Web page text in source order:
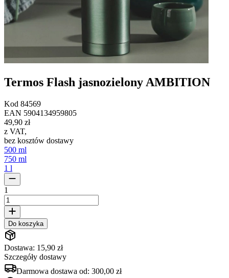
Termos Flash jasnozielony AMBITION
Kod 84569
EAN 5904134959805
49,90 zł
z VAT,
bez kosztów dostawy
500 ml
750 ml
1 l
1
Do koszyka
Dostawa: 15,90 zł
Szczegóły dostawy
Darmowa dostawa od: 300,00 zł